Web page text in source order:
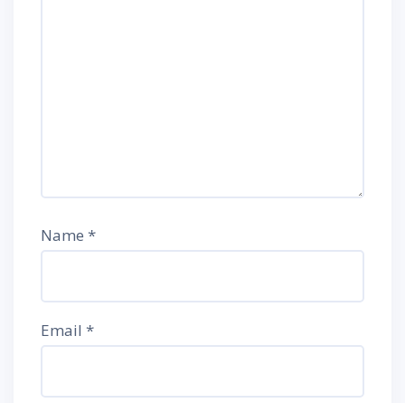
Name *
Email *